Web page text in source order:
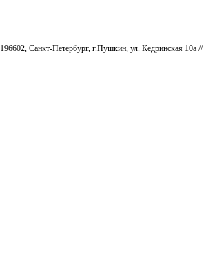
196602, Санкт-Петербург, г.Пушкин, ул. Кедринская 10а //